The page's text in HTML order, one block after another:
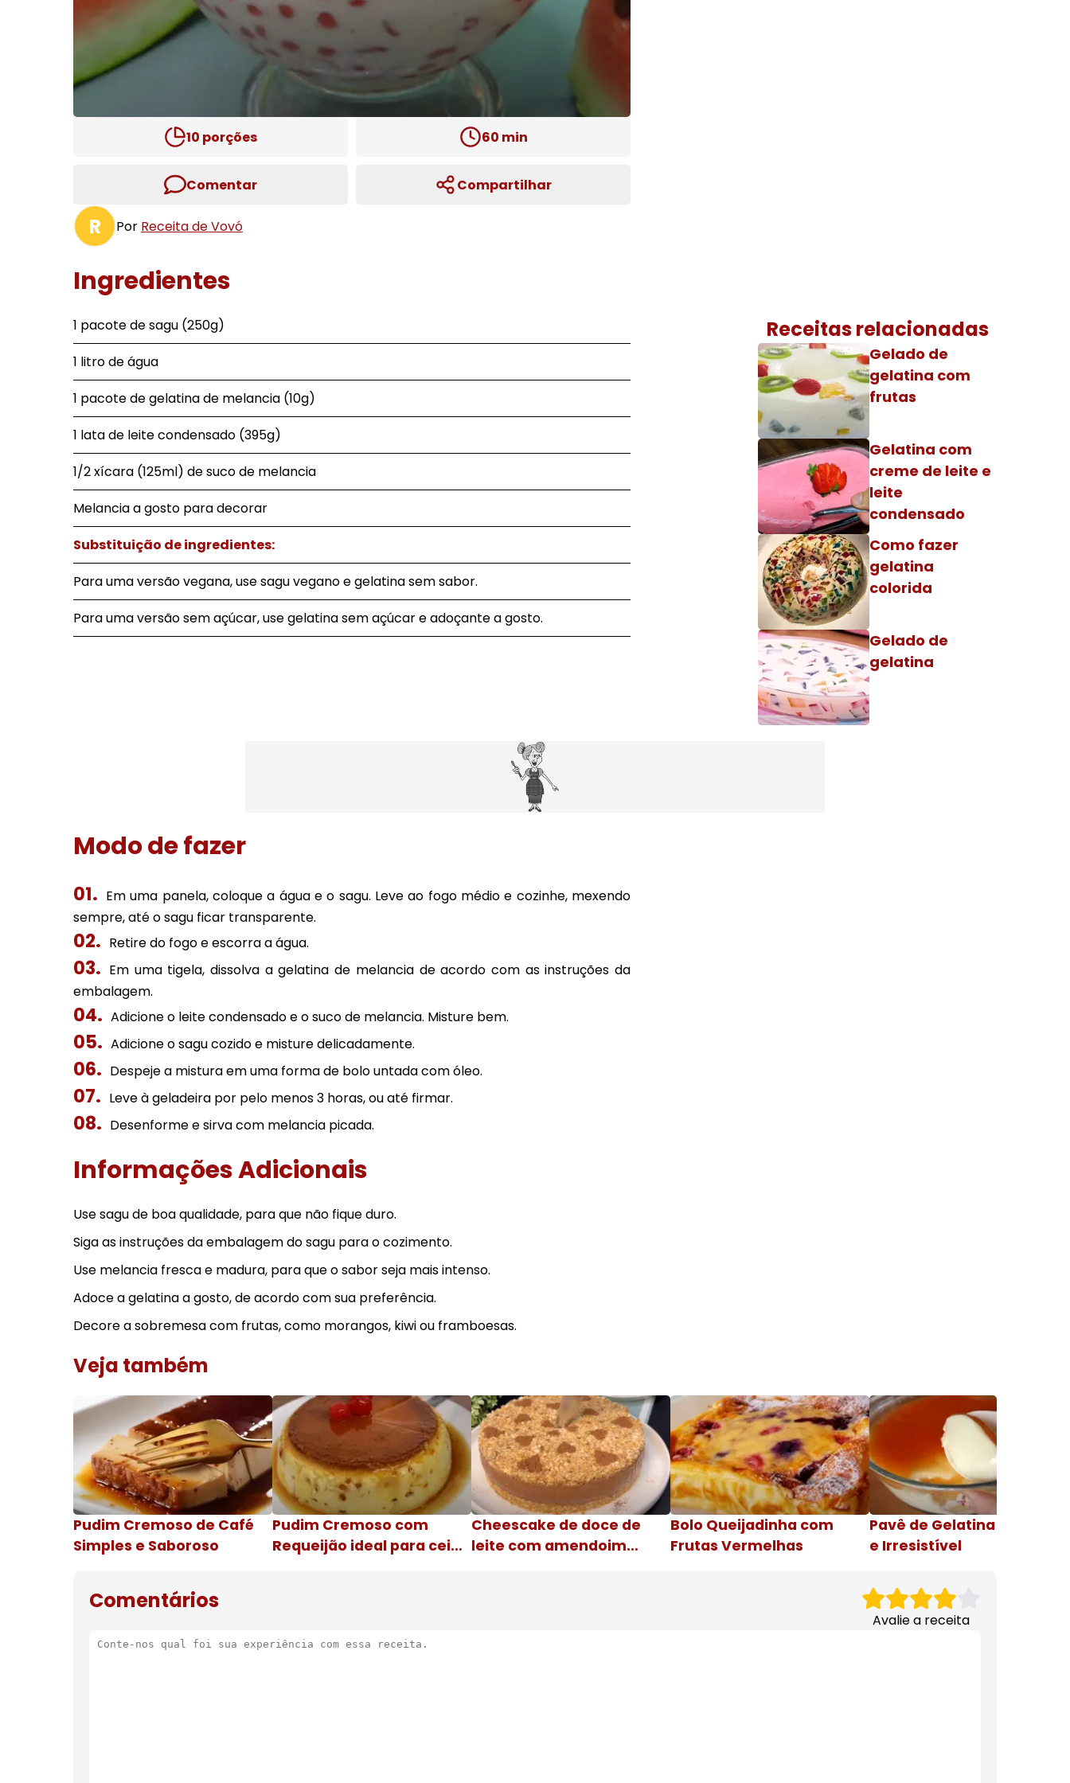
10 porções 60 min
Comentar Compartilhar
R Por Receita de Vovó
Ingredientes
1 pacote de sagu (250g)
1 litro de água
1 pacote de gelatina de melancia (10g)
1 lata de leite condensado (395g)
1/2 xícara (125ml) de suco de melancia
Melancia a gosto para decorar
Substituição de ingredientes:
Para uma versão vegana, use sagu vegano e gelatina sem sabor.
Para uma versão sem açúcar, use gelatina sem açúcar e adoçante a gosto.
Receitas relacionadas
Gelado de
gelatina com
frutas
Gelatina com
creme de leite e
leite
condensado
Como fazer
gelatina
colorida
Gelado de
gelatina
Modo de fazer
Em uma panela, coloque a água e o sagu. Leve ao fogo médio e cozinhe, mexendo
sempre, até o sagu ficar transparente.
Retire do fogo e escorra a água.
Em uma tigela, dissolva a gelatina de melancia de acordo com as instruções da
embalagem.
Adicione o leite condensado e o suco de melancia. Misture bem.
Adicione o sagu cozido e misture delicadamente.
Despeje a mistura em uma forma de bolo untada com óleo.
Leve à geladeira por pelo menos 3 horas, ou até firmar.
Desenforme e sirva com melancia picada.
Informações Adicionais
Use sagu de boa qualidade, para que não fique duro.
Siga as instruções da embalagem do sagu para o cozimento.
Use melancia fresca e madura, para que o sabor seja mais intenso.
Adoce a gelatina a gosto, de acordo com sua preferência.
Decore a sobremesa com frutas, como morangos, kiwi ou framboesas.
Veja também
Pudim Cremoso de Café
Simples e Saboroso
Pudim Cremoso com
Requeijão ideal para ceia
Cheescake de doce de
leite com amendoim
Bolo Queijadinha com
Frutas Vermelhas
Pavê de Gelatina Cremosa
e Irresistível
Comentários
Avalie a receita